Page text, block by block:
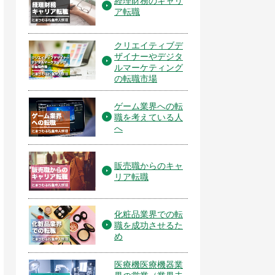
ア転職
クリエイティブデ
ザイナーやデジタ
ルマーケティング
の転職市場
ゲーム業界への転
職を考えている人
へ
販売職からのキャ
リア転職
化粧品業界での転
職を成功させるた
め
医療機医療機器業